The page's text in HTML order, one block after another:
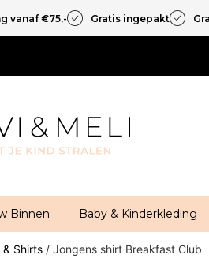
vanaf €75,- Gratis ingepakt
Binnen Baby & Kinderkleding
& Shirts / Jongens shirt Breakfast Club